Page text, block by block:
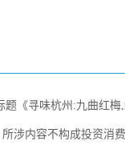
《寻味杭州:九曲红
涉内容不构成投资消